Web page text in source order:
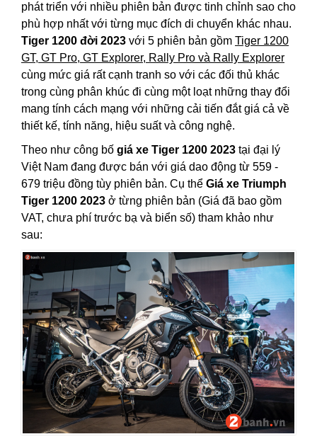
phát triển với nhiều phiên bản được tinh chỉnh sao cho
phù hợp nhất với từng mục đích di chuyển khác nhau.
Tiger 1200 đời 2023 với 5 phiên bản gồm Tiger 1200
GT, GT Pro, GT Explorer, Rally Pro và Rally Explorer
cùng mức giá rất cạnh tranh so với các đối thủ khác
trong cùng phân khúc đi cùng một loạt những thay đổi
mang tính cách mạng với những cải tiến đắt giá cả về
thiết kế, tính năng, hiệu suất và công nghệ.
Theo như công bố giá xe Tiger 1200 2023 tại đại lý
Việt Nam đang được bán với giá dao động từ 559 -
679 triệu đồng tùy phiên bản. Cụ thể Giá xe Triumph
Tiger 1200 2023 ở từng phiên bản (Giá đã bao gồm
VAT, chưa phí trước bạ và biển số) tham khảo như
sau: